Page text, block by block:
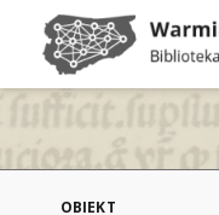
OBIEKT